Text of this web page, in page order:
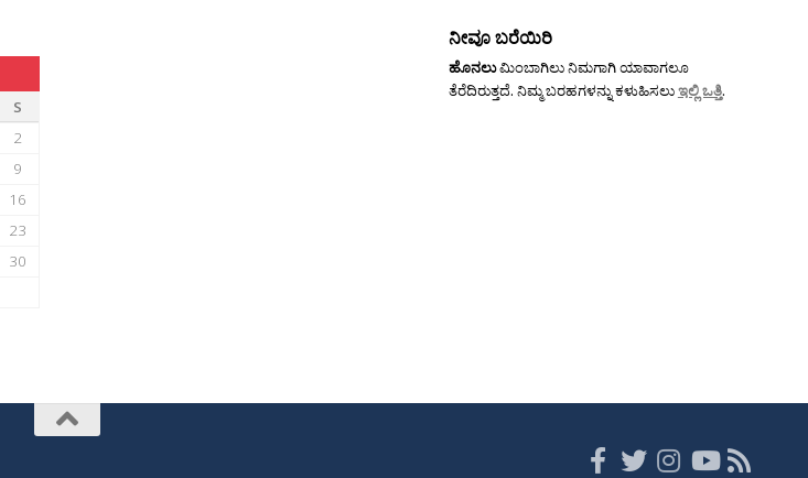
S
2
9
16
23
30
ನೀವೂ ಬರೆಯಿರಿ
ಹೊನಲುಮಿಂಬಾಗಿಲು ನಿಮಗಾಗಿ ಯಾವಾಗಲೂ
ತೆರೆದಿರುತ್ತದೆ. ನಿಮ್ಮ ಬರಹಗಳನ್ನು ಕಳುಹಿಸಲುಇಲ್ಲಿ ಒತ್ತಿ.